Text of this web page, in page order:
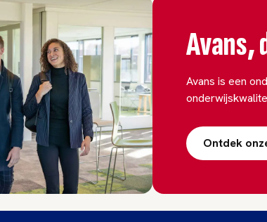
Avans,
Avans is een
Ontdek